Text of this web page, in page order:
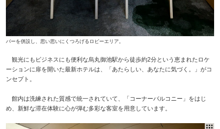
バーを併設し、思い思いにくつろげるロビーエリア。
観光にもビジネスにも便利な烏丸御池駅から徒歩約2分という恵まれたロケ
ーションに扉を開いた最新ホテルは、「あたらしい、あなたに気づく。」がコ
ンセプト。
館内は洗練された質感で統一されていて、「コーナーバルコニー」をはじ
め、新鮮な滞在体験に心が弾む多彩な客室を用意しています。